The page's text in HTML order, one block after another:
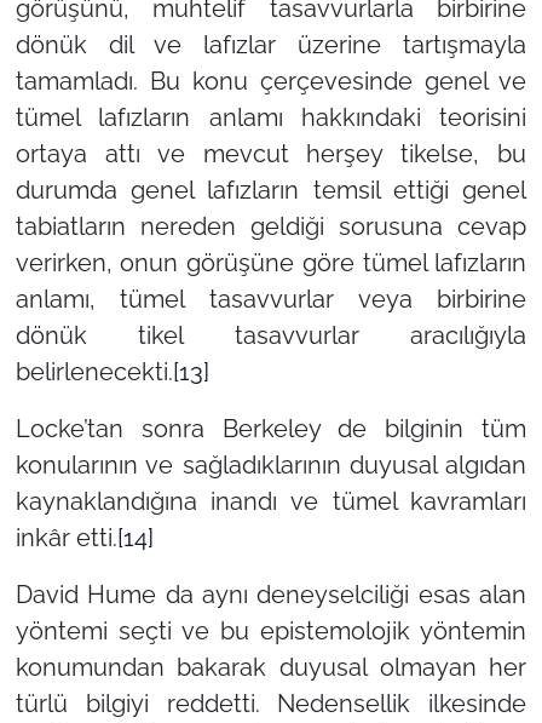
görüşünü, muhtelif tasavvurlarla birbirine
dönük dil ve lafızlar üzerine tartışmayla
tamamladı. Bu konu çerçevesinde genel ve
tümel lafızların anlamı hakkındaki teorisini
ortaya attı ve mevcut herşey tikelse, bu
durumda genel lafızların temsil ettiği genel
tabiatların nereden geldiği sorusuna cevap
verirken, onun görüşüne göre tümel lafızların
anlamı, tümel tasavvurlar veya birbirine
dönük tikel tasavvurlar aracılığıyla
belirlenecekti.[13]
Locke’tan sonra Berkeley de bilginin tüm
konularının ve sağladıklarının duyusal algıdan
kaynaklandığına inandı ve tümel kavramları
inkâr etti.[14]
David Hume da aynı deneyselciliği esas alan
yöntemi seçti ve bu epistemolojik yöntemin
konumundan bakarak duyusal olmayan her
türlü bilgiyi reddetti. Nedensellik ilkesinde